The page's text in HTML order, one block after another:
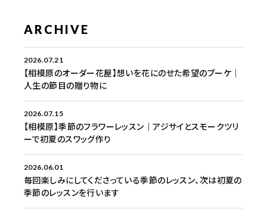
ARCHIVE
2026.07.21
【相模原のオーダー花屋】想いを花にのせた希望のブーケ｜
人生の節目の贈り物に
2026.07.15
【相模原】季節のフラワーレッスン｜アジサイとスモークツリ
ーで初夏のスワッグ作り
2026.06.01
毎回楽しみにしてくださっている季節のレッスン、次は初夏の
季節のレッスンを行います